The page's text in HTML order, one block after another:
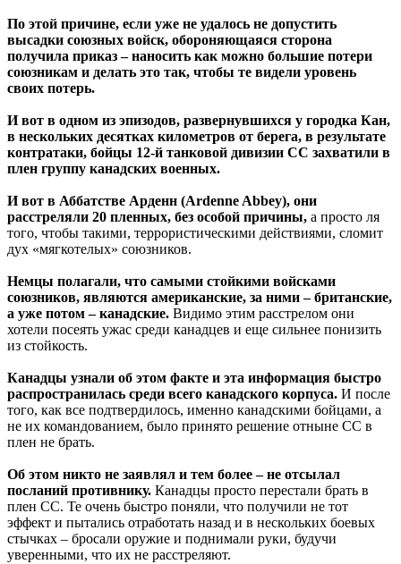
По этой причине, если уже не удалось не допустить
высадки союзных войск, обороняющаяся сторона
получила приказ – наносить как можно большие потери
союзникам и делать это так, чтобы те видели уровень
своих потерь.
И вот в одном из эпизодов, развернувшихся у городка Кан,
в нескольких десятках километров от берега, в результате
контратаки, бойцы 12-й танковой дивизии СС захватили в
плен группу канадских военных.
И вот в Аббатстве Арденн (Ardenne Abbey), они
расстреляли 20 пленных, без особой причины, а просто ля
того, чтобы такими, террористическими действиями, сломит
дух «мягкотелых» союзников.
Немцы полагали, что самыми стойкими войсками
союзников, являются американские, за ними – британские,
а уже потом – канадские. Видимо этим расстрелом они
хотели посеять ужас среди канадцев и еще сильнее понизить
из стойкость.
Канадцы узнали об этом факте и эта информация быстро
распространилась среди всего канадского корпуса. И после
того, как все подтвердилось, именно канадскими бойцами, а
не их командованием, было принято решение отныне СС в
плен не брать.
Об этом никто не заявлял и тем более – не отсылал
посланий противнику. Канадцы просто перестали брать в
плен СС. Те очень быстро поняли, что получили не тот
эффект и пытались отработать назад и в нескольких боевых
стычках – бросали оружие и поднимали руки, будучи
уверенными, что их не расстреляют.